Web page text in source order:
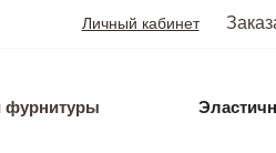
Личный кабинет
фурнитуры